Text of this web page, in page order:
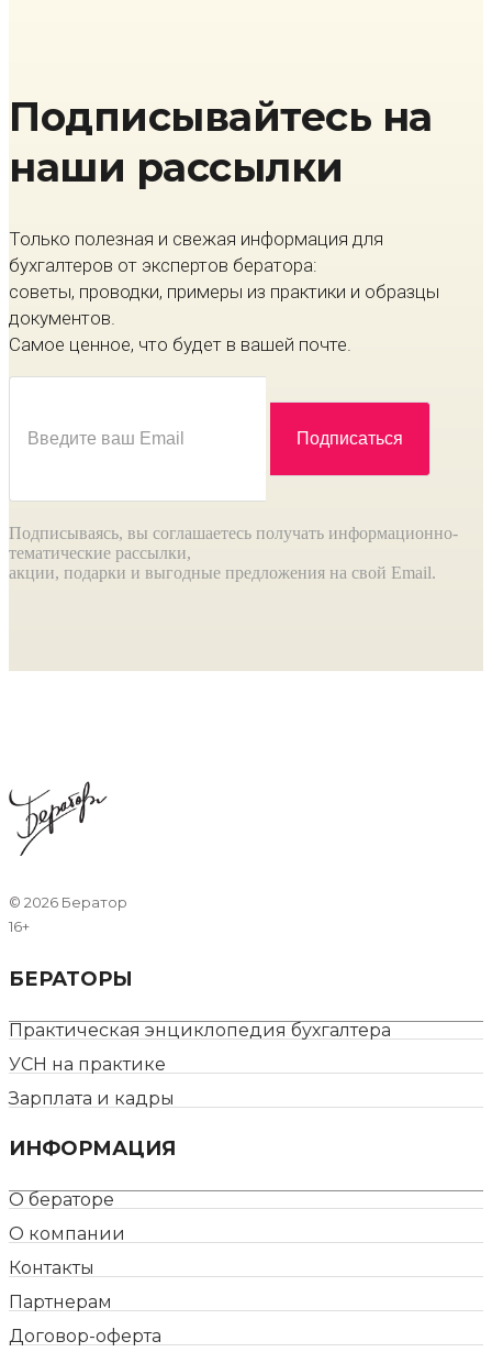
Подписывайтесь на
наши рассылки
Только полезная и свежая информация для
бухгалтеров от экспертов бератора:
советы, проводки, примеры из практики и образцы
документов.
Самое ценное, что будет в вашей почте.
Подписываясь, вы соглашаетесь получать информационно-
тематические рассылки,
акции, подарки и выгодные предложения на свой Email.
© 2026 Бератор
16+
БЕРАТОРЫ
Практическая энциклопедия бухгалтера
УСН на практике
Зарплата и кадры
ИНФОРМАЦИЯ
О бераторе
О компании
Контакты
Партнерам
Договор-оферта